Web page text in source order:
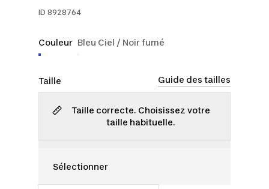
ID 8928764
Couleur Bleu Ciel / Noir fumé
Taille Guide des tailles
Taille correcte. Choisissez votre
taille habituelle.